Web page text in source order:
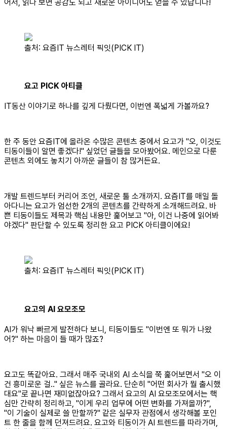
어서, 읽다 보면 공감도 되고 새로운 아이디어도 얻을 수 있답니다!
출처: 요즘IT 뉴스레터 픽잇(PICK IT)
요고 PICK 아티클
IT동산 이야기로 하나를 깊게 다뤘다면, 이번엔 폭넓게 가볼까요?
한 주 동안 요즘IT에 올라온 수많은 콘텐츠 중에서 요고가 "오, 이것도
티동이들이 알면 좋겠다!" 싶었던 글들을 모아봤어요. 메인으로 다룬
콘텐츠 외에도 놓치기 아까운 글들이 참 많거든요.
개발 트렌드부터 커리어 조언, 새로운 툴 소개까지. 요즘IT를 매일 돌
아다니는 요고가 엄선한 2개의 콘텐츠를 간략하게 소개해드려요. 바
쁜 티동이들도 제목과 핵심 내용만 훑어보고 "아, 이건 나중에 읽어봐
야겠다" 판단할 수 있도록 정리한 요고 PICK 아티클이에요!
출처: 요즘IT 뉴스레터 픽잇(PICK IT)
요고의 AI 요모조모
AI가 워낙 빠르게 발전하다 보니, 티동이들도 "이번엔 또 뭐가 나왔
어?" 하는 마음이 들 때가 많죠?
요고도 똑같아요. 그래서 매주 국내외 AI 소식을 쭉 훑어보면서 "오 이
건 흥미로운 걸.." 싶은 뉴스를 골라요. 단순히 "어떤 회사가 뭘 출시했
대요"로 끝나면 재미없잖아요? 그래서 요고의 AI 요모조모에서는 핵
심만 간략히 정리하고, "이게 우리 업무에 어떤 변화를 가져올까?",
"이 기술이 실제로 쓸 만할까?" 같은 실무자 관점에서 생각해볼 포인
트 한 줄을 함께 던져드려요. 요고와 티동이가 AI 트렌드를 따라가며,